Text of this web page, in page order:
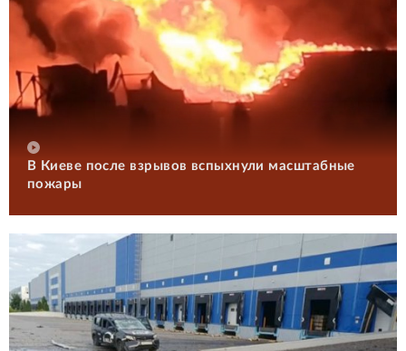
В Киеве после взрывов вспыхнули масштабные
пожары